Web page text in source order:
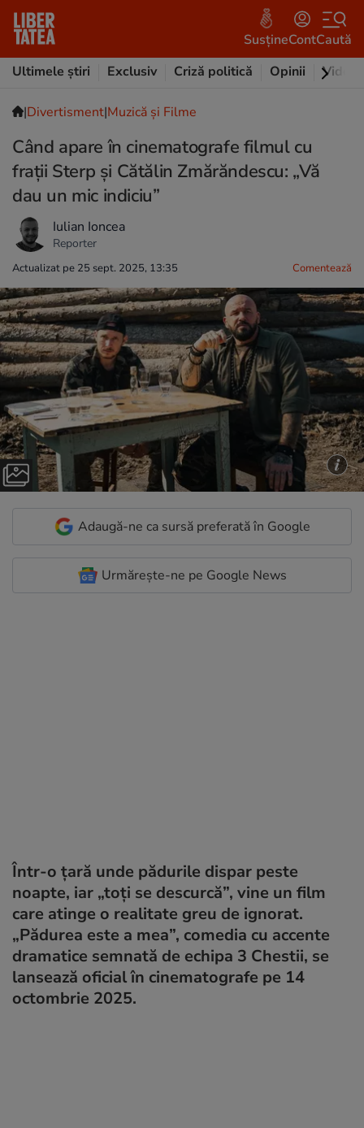
SusțineContCaută
Ultimele știri
Exclusiv Criză politică Opinii Video
|Divertisment|Muzică și Filme
Când apare în cinematografe filmul cu
frații Sterp și Cătălin Zmărăndescu: „Vă
dau un mic indiciu”
Iulian Ioncea
Reporter
Actualizat pe 25 sept. 2025, 13:35 Comentează
Adaugă-ne ca sursă preferată în Google
Urmărește-ne pe Google News
Într-o țară unde pădurile dispar peste
noapte, iar „toți se descurcă”, vine un film
care atinge o realitate greu de ignorat.
„Pădurea este a mea”, comedia cu accente
dramatice semnată de echipa 3 Chestii, se
lansează oficial în cinematografe pe 14
octombrie 2025.